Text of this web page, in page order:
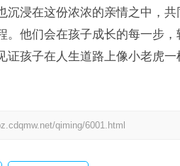
浸在这份浓浓的亲情之中，共
他们会在孩子成长的每一步
孩子在人生道路上像小老虎一
qiming/6001.html